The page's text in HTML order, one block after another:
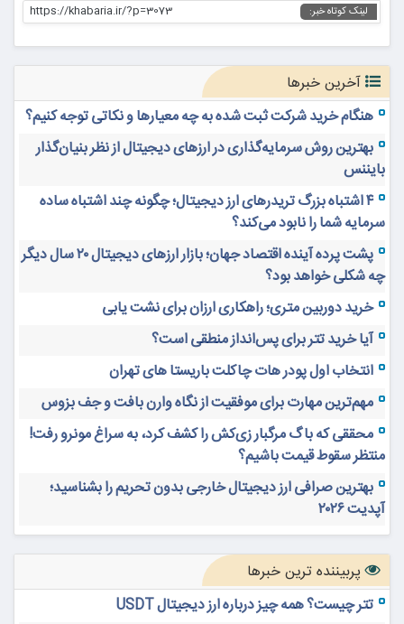
لینک کوتاه خبر: https://khabaria.ir/?p=3073
آخرین خبرها
هنگام خرید شرکت ثبت شده به چه معیارها و نکاتی توجه کنیم؟
بهترین روش سرمایه‌گذاری در ارزهای دیجیتال از نظر بنیان‌گذار
بایننس
۴ اشتباه بزرگ تریدرهای ارز دیجیتال؛ چگونه چند اشتباه ساده
سرمایه شما را نابود می‌کند؟
پشت پرده آینده اقتصاد جهان؛ بازار ارزهای دیجیتال ۲۰ سال دیگر
چه شکلی خواهد بود؟
خرید دوربین متری؛ راهکاری ارزان برای نشت یابی
آیا خرید تتر برای پس‌انداز منطقی است؟
انتخاب اول پودر هات چاکلت باریستا های تهران
مهم‌ترین مهارت برای موفقیت از نگاه وارن بافت و جف بزوس
محققی که باگ مرگبار زی‌کش را کشف کرد، به سراغ مونرو رفت!
منتظر سقوط قیمت باشیم؟
بهترین صرافی ارز دیجیتال خارجی بدون تحریم را بشناسید؛
آپدیت ۲۰۲۶
پربیننده ترین خبرها
تتر چیست؟ همه چیز درباره ارز دیجیتال USDT